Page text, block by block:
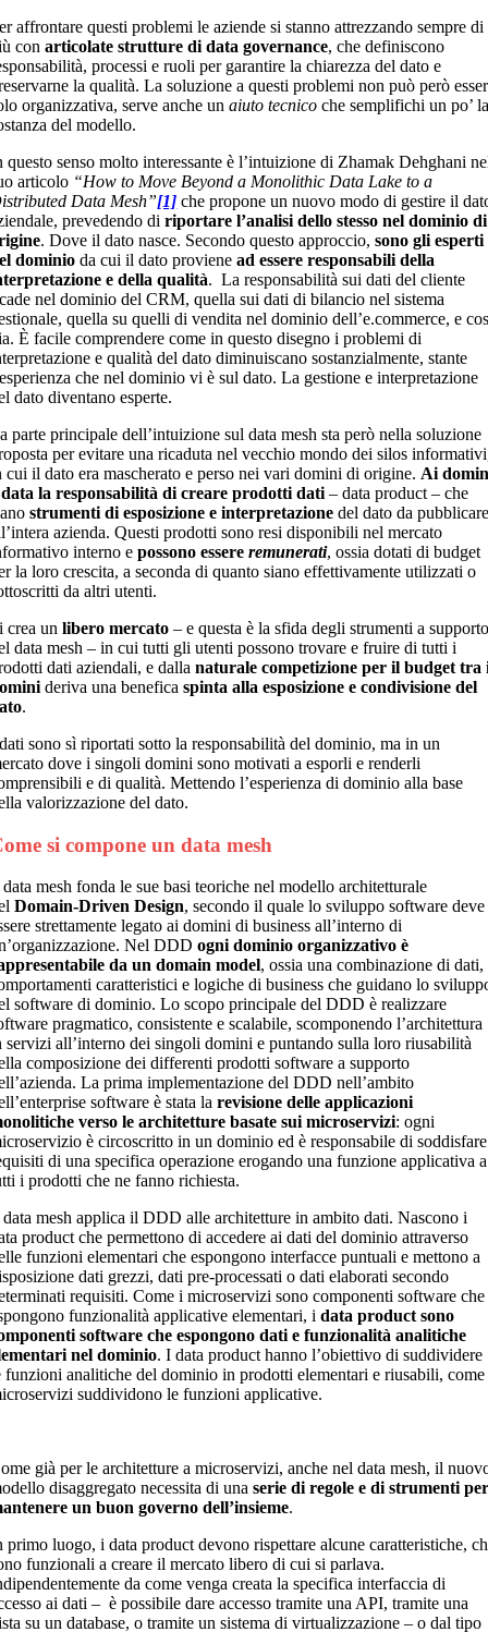
affrontare questi problemi le aziende si stanno attrezzando sempre di
conarticolate strutture di data governance, che definiscono
processi e ruoli per garantire la chiarezza del dato e
la qualità. La soluzione a questi problemi non può però
organizzativa, serve anche unaiuto tecnico che semplifichi un po’
del modello.
questo senso molto interessante è l’intuizione di Zhamak Dehghani
articolo “How to Move Beyond a Monolithic Data Lake to a
Data Mesh”[1] che propone un nuovo modo di gestire il
prevedendo diriportare l’analisi dello stesso nel dominio di
. Dove il dato nasce. Secondo questo approccio,sono gli esperti
dominio da cui il dato provienead essere responsabili della
e della qualità. La responsabilità sui dati del cliente
nel dominio del CRM, quella sui dati di bilancio nel sistema
quella su quelli di vendita nel dominio dell’e.commerce, e
È facile comprendere come in questo disegno i problemi di
e qualità del dato diminuiscano sostanzialmente, stante
che nel dominio vi è sul dato. La gestione e interpretazione
dato diventano esperte.
parte principale dell’intuizione sul data mesh sta però nella soluzione
per evitare una ricaduta nel vecchio mondo dei silos
cui il dato era mascherato e perso nei vari domini di origine. Ai
data la responsabilità di creare prodotti dati – data product – che
strumenti di esposizione e interpretazione del dato da
azienda. Questi prodotti sono resi disponibili nel mercato
interno epossono essereremunerati, ossia dotati di budget
la loro crescita, a seconda di quanto siano effettivamente utilizzati o
da altri utenti.
crea unlibero mercato – e questa è la sfida degli strumenti a
data mesh – in cui tutti gli utenti possono trovare e fruire di tutti i
dati aziendali, e dallanaturale competizione per il budget tra
deriva una beneficaspinta alla esposizione e condivisione del
.
sono sì riportati sotto la responsabilità del dominio, ma in un
dove i singoli domini sono motivati a esporli e renderli
e di qualità. Mettendo l’esperienza di dominio alla base
valorizzazione del dato.
si compone un data mesh
mesh fonda le sue basi teoriche nel modello architetturale
Domain-Driven Design, secondo il quale lo sviluppo software deve
strettamente legato ai domini di business all’interno di
Nel DDDogni dominio organizzativo è
da un domain model, ossia una combinazione di dati,
caratteristici e logiche di business che guidano lo
software di dominio. Lo scopo principale del DDD è realizzare
pragmatico, consistente e scalabile, scomponendo l’architettura
servizi all’interno dei singoli domini e puntando sulla loro riusabilità
composizione dei differenti prodotti software a supporto
La prima implementazione del DDD nell’ambito
software è stata larevisione delle applicazioni
verso le architetture basate sui microservizi: ogni
è circoscritto in un dominio ed è responsabile di
di una specifica operazione erogando una funzione applicativa a
i prodotti che ne fanno richiesta.
mesh applica il DDD alle architetture in ambito dati. Nascono i
product che permettono di accedere ai dati del dominio attraverso
funzioni elementari che espongono interfacce puntuali e mettono a
dati grezzi, dati pre-processati o dati elaborati secondo
requisiti. Come i microservizi sono componenti software che
funzionalità applicative elementari, idata product sono
software che espongono dati e funzionalità analitiche
nel dominio. I data product hanno l’obiettivo di suddividere
funzioni analitiche del dominio in prodotti elementari e riusabili,
suddividono le funzioni applicative.
già per le architetture a microservizi, anche nel data mesh, il
disaggregato necessita di unaserie di regole e di strumenti
un buon governo dell’insieme.
primo luogo, i data product devono rispettare alcune caratteristiche,
funzionali a creare il mercato libero di cui si parlava.
da come venga creata la specifica interfaccia di
ai dati – è possibile dare accesso tramite una API, tramite una
su un database, o tramite un sistema di virtualizzazione – o dal tipo